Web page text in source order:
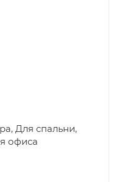
Для спальни,
офиса